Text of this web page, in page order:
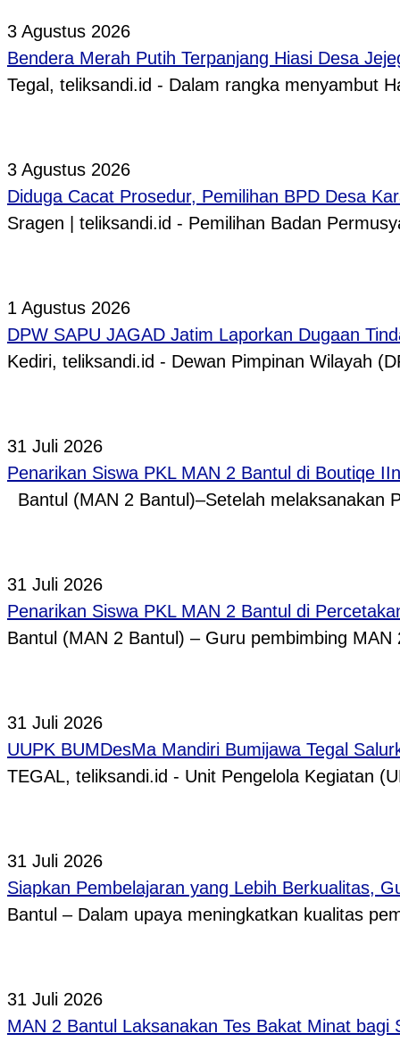
3 Agustus 2026
Bendera Merah Putih Terpanjang Hiasi Desa
Tegal, teliksandi.id - Dalam rangka menyambut
3 Agustus 2026
Diduga Cacat Prosedur, Pemilihan BPD Desa
Sragen | teliksandi.id - Pemilihan Badan
1 Agustus 2026
DPW SAPU JAGAD Jatim Laporkan Dugaan
Kediri, teliksandi.id - Dewan Pimpinan Wilayah
31 Juli 2026
Penarikan Siswa PKL MAN 2 Bantul di Boutiqe
Bantul (MAN 2 Bantul)–Setelah melaksanakan
31 Juli 2026
Penarikan Siswa PKL MAN 2 Bantul di
Bantul (MAN 2 Bantul) – Guru pembimbing
31 Juli 2026
UUPK BUMDesMa Mandiri Bumijawa Tegal
TEGAL, teliksandi.id - Unit Pengelola Kegiatan
31 Juli 2026
Siapkan Pembelajaran yang Lebih Berkualitas,
Bantul – Dalam upaya meningkatkan kualitas
31 Juli 2026
MAN 2 Bantul Laksanakan Tes Bakat Minat bagi